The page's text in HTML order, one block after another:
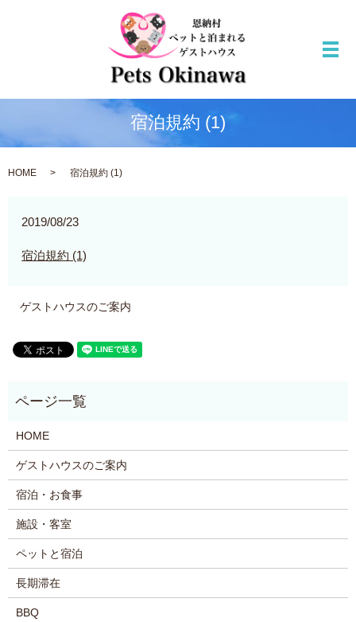
メ
宿泊規約 (1)
HOME 宿泊規約 (1)
2019/08/23
宿泊規約 (1)
ゲストハウスのご案内
HOME
ゲストハウスのご案内
宿泊・お食事
施設・客室
ペットと宿泊
長期滞在
BBQ